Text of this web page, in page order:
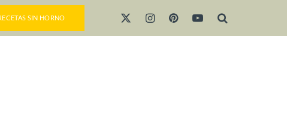
SIN HORNO